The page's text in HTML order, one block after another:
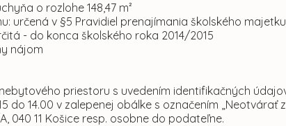
o rozlohe 148,47 m²
určená v §5 Pravidiel prenajímania školského
- do konca školského roka 2014/2015
nájom
priestoru s uvedením identifikačných
do 14.00 v zalepenej obálke s označením
040 11 Košice resp. osobne do podateľne.